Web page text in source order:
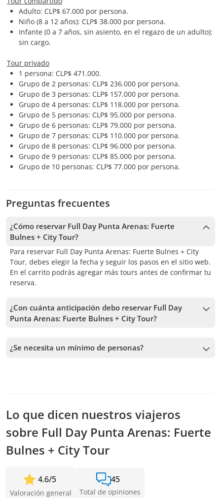
Adulto: CLP$ 67.000 por persona.
Niño (8 a 12 años): CLP$ 38.000 por persona.
Infante (0 a 7 años, sin asiento, en el regazo de un adulto):
sin cargo.
Tour privado
1 persona: CLP$ 471.000.
Grupo de 2 personas: CLP$ 236.000 por persona.
Grupo de 3 personas: CLP$ 157.000 por persona.
Grupo de 4 personas: CLP$ 118.000 por persona.
Grupo de 5 personas: CLP$ 95.000 por persona.
Grupo de 6 personas: CLP$ 79.000 por persona.
Grupo de 7 personas: CLP$ 110.000 por persona.
Grupo de 8 personas: CLP$ 96.000 por persona.
Grupo de 9 personas: CLP$ 85.000 por persona.
Grupo de 10 personas: CLP$ 77.000 por persona.
Preguntas frecuentes
¿Cómo reservar Full Day Punta Arenas: Fuerte
Bulnes + City Tour?
Para reservar Full Day Punta Arenas: Fuerte Bulnes + City
Tour, debes elegir la fecha y seguir los pasos en el sitio web.
En el carrito podrás agregar más tours antes de confirmar tu
reserva.
¿Con cuánta anticipación debo reservar Full Day
Punta Arenas: Fuerte Bulnes + City Tour?
disponibilidad. Por lo tanto, recomendamos reservar con la
mayor anticipación posible para asegurar los cupos.
¿Se necesita un mínimo de personas?
Lo que dicen nuestros viajeros
sobre Full Day Punta Arenas: Fuerte
Bulnes + City Tour
4.6/5
Valoración general
45
Total de opiniones